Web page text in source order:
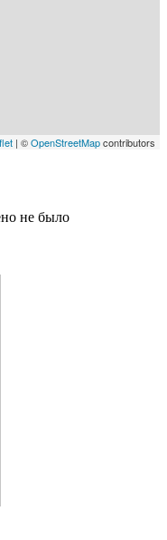
| ©OpenStreetMapcontributors
не было